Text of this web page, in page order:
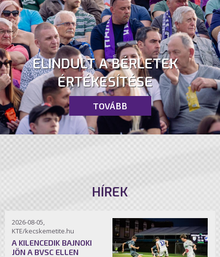
ELINDULT A BÉRLETEK
ÉRTÉKESÍTÉSE
TOVÁBB
HÍREK
2026-08-05,
KTE/kecskemetite.hu
A KILENCEDIK BAJNOKI
JÖN A BVSC ELLEN